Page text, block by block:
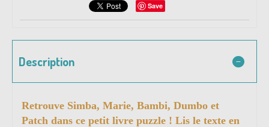
Save
Description
Retrouve Simba, Marie, Bambi, Dumbo et
Patch dans ce petit livre puzzle ! Lis le texte en